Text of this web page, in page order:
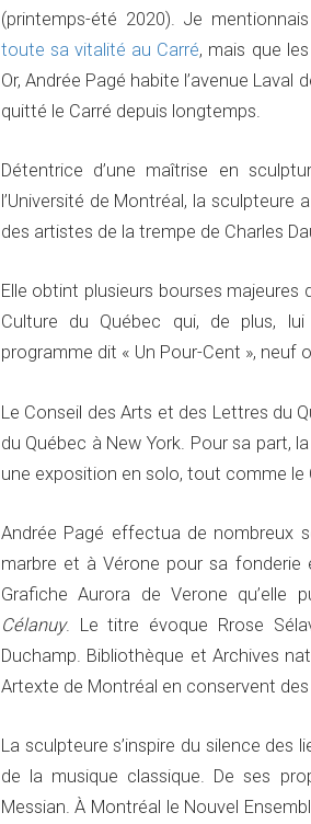
(printemps-été 2020). Je
toute sa vitalité au Carré, mais que
Or, Andrée Pagé habite l’avenue
quitté le Carré depuis longtemps.
Détentrice d’une maîtrise en
l’Université de Montréal, la sculpteure
des artistes de la trempe de Charles
Elle obtint plusieurs bourses
Culture du Québec qui, de plus,
programme dit « Un Pour-Cent », neuf
Le Conseil des Arts et des Lettres du
du Québec à New York. Pour sa part,
une exposition en solo, tout comme le
Andrée Pagé effectua de nombreux
marbre et à Vérone pour sa fonderie
Grafiche Aurora de Verone qu’elle
Célanuy. Le titre évoque Rrose
Duchamp. Bibliothèque et Archives
Artexte de Montréal en conservent
La sculpteure s’inspire du silence des
de la musique classique. De ses
Messian. À Montréal le Nouvel